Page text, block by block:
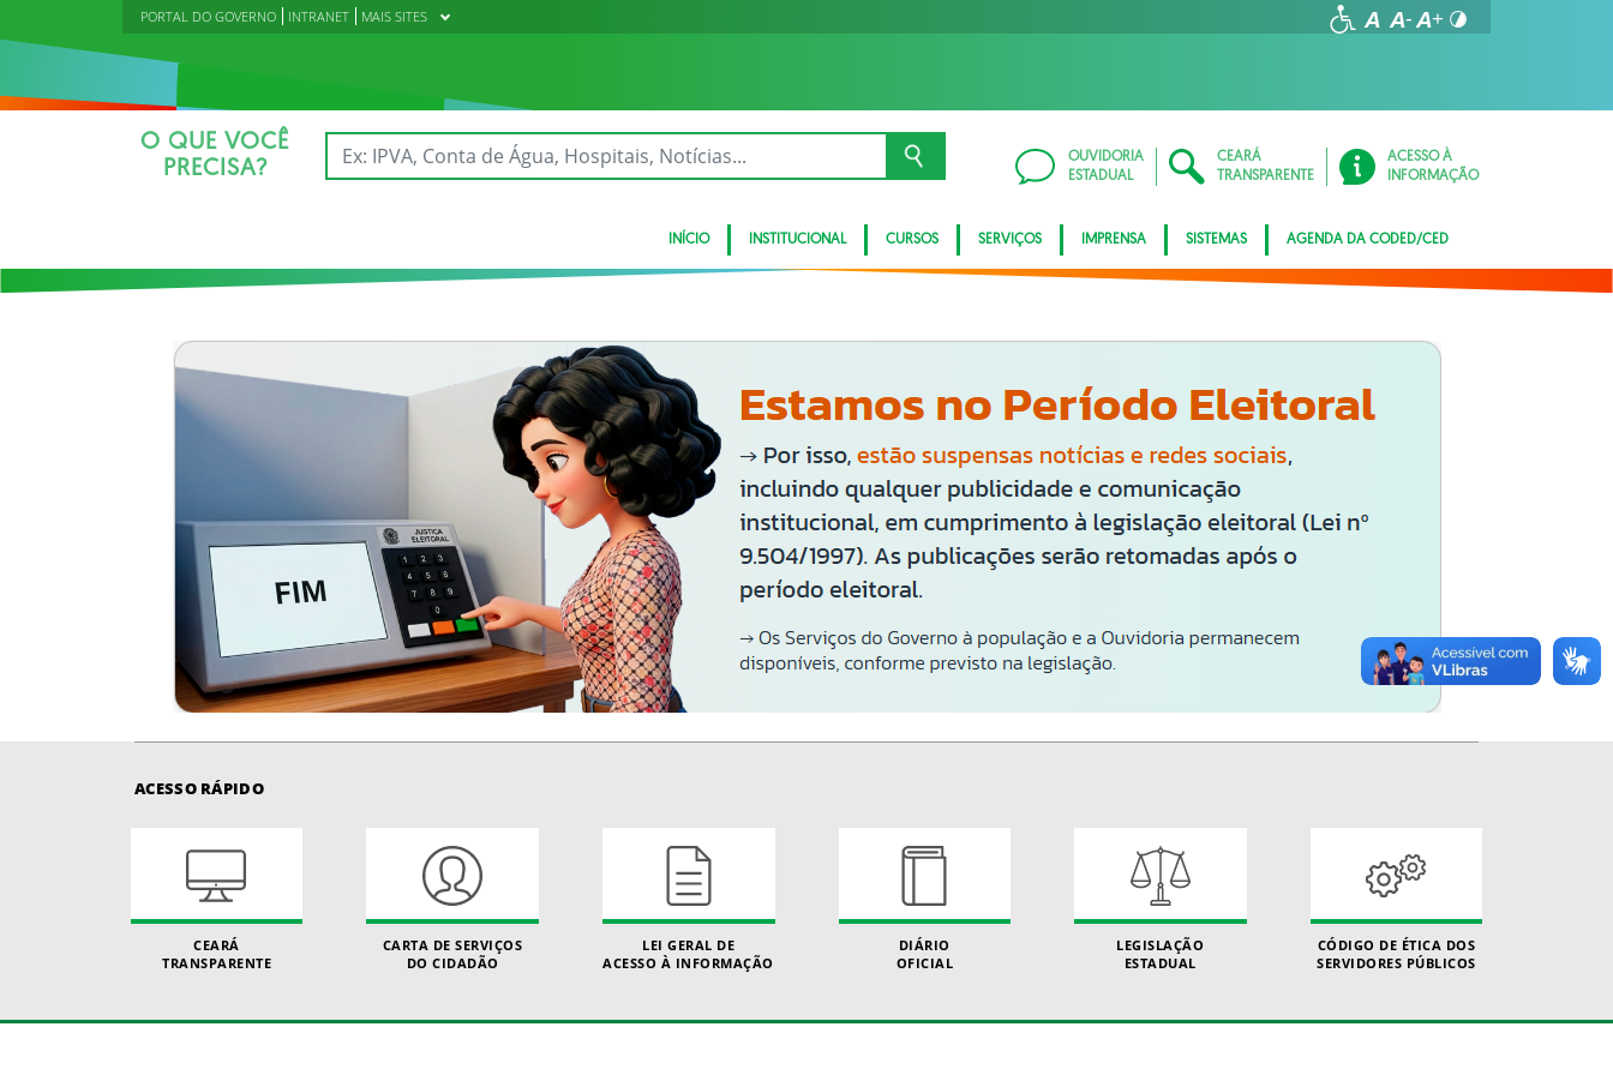
PORTAL DO GOVERNO INTRANET MAIS SITES
O QUE VOCÊ
PRECISA?
OUVIDORIA
ESTADUAL
CEARÁ
TRANSPARENTE
ACESSO À
INFORMAÇÃO
INÍCIO INSTITUCIONAL CURSOS SERVIÇOS IMPRENSA SISTEMAS AGENDA DA CODED/CED
ACESSO RÁPIDO
CEARÁ
TRANSPARENTE
CARTA DE SERVIÇOS
DO CIDADÃO
LEI GERAL DE
ACESSO À INFORMAÇÃO
DIÁRIO
OFICIAL
LEGISLAÇÃO
ESTADUAL
CÓDIGO DE ÉTICA DOS
SERVIDORES PÚBLICOS